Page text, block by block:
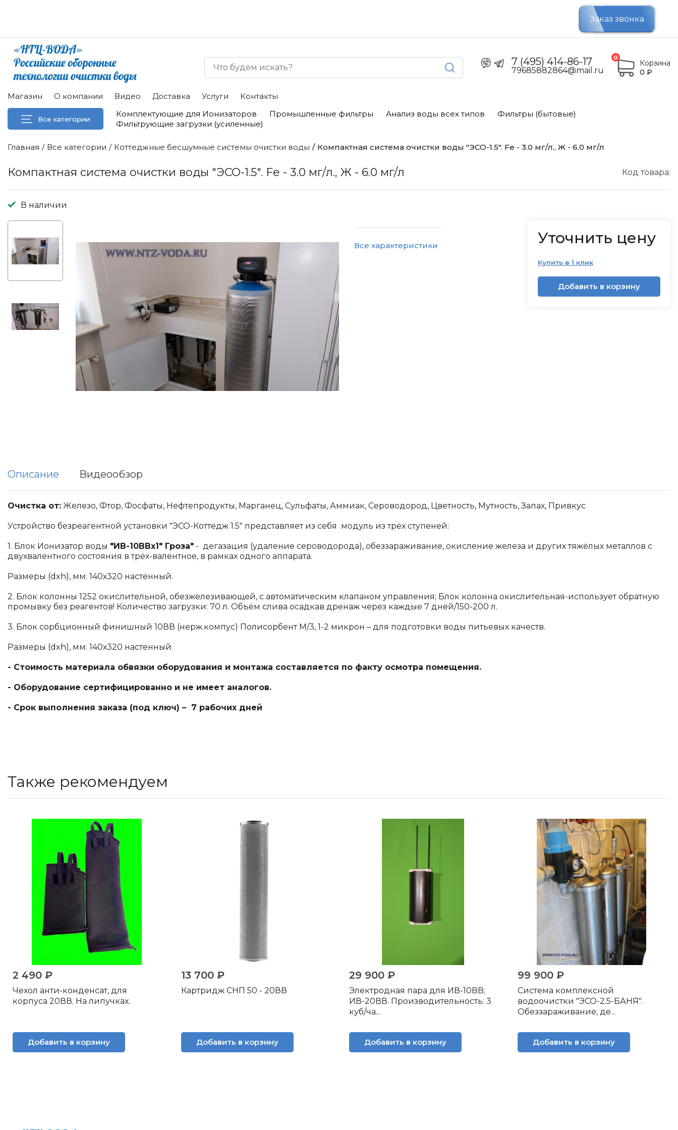
Заказ звонка
7 (495) 414-86-17
79685882864@mail.ru
0
Корзина
0 ₽
Магазин О компании Видео Доставка Услуги Контакты
Все категории
Комплектующие для Ионизаторов Промышленные фильтры Анализ воды всех типов
Фильтры (бытовые)
Фильтрующие загрузки (усиленные)
Главная Все категории Коттеджные бесшумные системы очистки воды Компактная система очистки воды "ЭСО-1.5". Fe - 3.0 мг/л., Ж - 6.0 мг/л
Компактная система очистки воды "ЭСО-1.5". Fe - 3.0 мг/л., Ж - 6.0 мг/л Код товара:
В наличии
Все характеристики Уточнить цену
Купить в 1 клик
Добавить в корзину
Описание Видеообзор
Очистка от: Железо, Фтор, Фосфаты, Нефтепродукты, Марганец, Сульфаты, Аммиак, Сероводород, Цветность, Мутность, Запах, Привкус
Устройство безреагентной установки "ЭСО-Коттедж 1.5" представляет из себя модуль из трёх ступеней:
1. Блок Ионизатор воды "ИВ-10ВВх1" Гроза" - дегазация (удаление сероводорода), обеззараживание, окисление железа и других тяжёлых металлов с
двухвалентного состояния в трёх-валентное, в рамках одного аппарата.
Размеры (dxh), мм: 140х320 настенный.
2. Блок колонны 1252 окислительной, обезжелезивающей, с автоматическим клапаном управления; Блок колонна окислительная-использует обратную
промывку без реагентов! Количество загрузки: 70 л. Объём слива осадкав дренаж через каждые 7 дней/150-200 л.
3. Блок сорбционный финишный 10ВВ (нерж.компус) Полисорбент М/3, 1-2 микрон – для подготовки воды питьевых качеств.
Размеры (dxh), мм: 140х320 настенный.
- Стоимость материала обвязки оборудования и монтажа составляется по факту осмотра помещения.
- Оборудование сертифицированно и не имеет аналогов.
- Срок выполнения заказа (под ключ) – 7 рабочих дней
Также рекомендуем
2 490 ₽
Чехол анти-конденсат, для
корпуса 20ВВ. На липучках.
Добавить в корзину
13 700 ₽
Картридж СНП 50 - 20ВВ
Добавить в корзину
29 900 ₽
Электродная пара для ИВ-10ВВ;
ИВ-20ВВ. Производительность: 3
куб/ча...
Добавить в корзину
99 900 ₽
Система комплексной
водоочистки "ЭСО-2.5-БАНЯ".
Обеззараживание, де...
Добавить в корзину